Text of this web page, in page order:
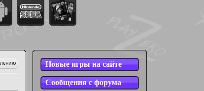
Новые игры на сайте
Сообщения с форума